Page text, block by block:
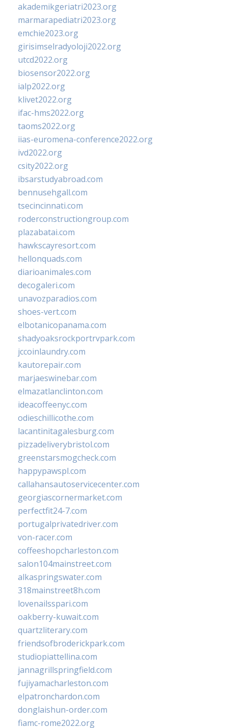
akademikgeriatri2023.org
marmarapediatri2023.org
emchie2023.org
girisimselradyoloji2022.org
utcd2022.org
biosensor2022.org
ialp2022.org
klivet2022.org
ifac-hms2022.org
taoms2022.org
iias-euromena-conference2022.org
ivd2022.org
csity2022.org
ibsarstudyabroad.com
bennusehgall.com
tsecincinnati.com
roderconstructiongroup.com
plazabatai.com
hawkscayresort.com
hellonquads.com
diarioanimales.com
decogaleri.com
unavozparadios.com
shoes-vert.com
elbotanicopanama.com
shadyoaksrockportrvpark.com
jccoinlaundry.com
kautorepair.com
marjaeswinebar.com
elmazatlanclinton.com
ideacoffeenyc.com
odieschillicothe.com
lacantinitagalesburg.com
pizzadeliverybristol.com
greenstarsmogcheck.com
happypawspl.com
callahansautoservicecenter.com
georgiascornermarket.com
perfectfit24-7.com
portugalprivatedriver.com
von-racer.com
coffeeshopcharleston.com
salon104mainstreet.com
alkaspringswater.com
318mainstreet8h.com
lovenailsspari.com
oakberry-kuwait.com
quartzliterary.com
friendsofbroderickpark.com
studiopiattellina.com
jannagrillspringfield.com
fujiyamacharleston.com
elpatronchardon.com
donglaishun-order.com
fiamc-rome2022.org